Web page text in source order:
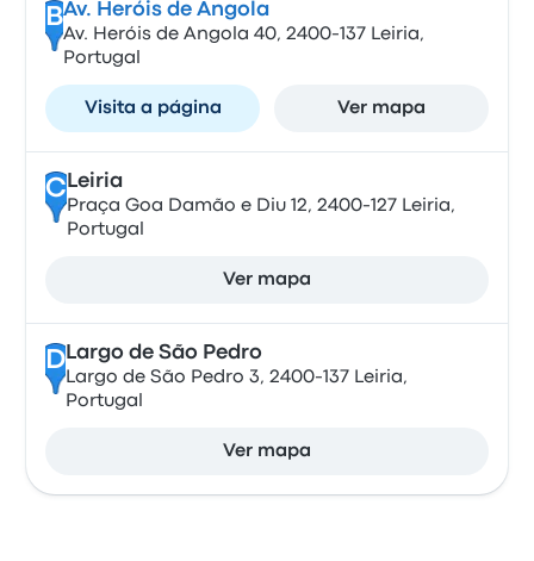
BAv. Heróis de Angola
Av. Heróis de Angola 40, 2400-137 Leiria,
Portugal
Visita a página Ver mapa
CLeiria
Praça Goa Damão e Diu 12, 2400-127 Leiria,
Portugal
Ver mapa
DLargo de São Pedro
Largo de São Pedro 3, 2400-137 Leiria,
Portugal
Ver mapa